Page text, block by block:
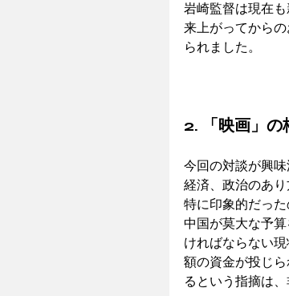
岩崎監督は現在
来上がってから
られました。
2. 「映画」の
今回の対談が興
経済、政治のあり
特に印象的だっ
中国が莫大な予
ければならない
額の資金が投じ
るという指摘は